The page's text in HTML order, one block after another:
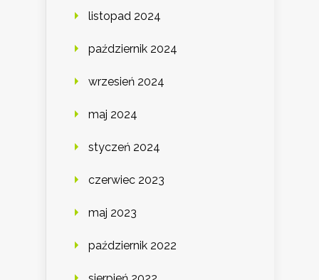
listopad 2024
październik 2024
wrzesień 2024
maj 2024
styczeń 2024
czerwiec 2023
maj 2023
październik 2022